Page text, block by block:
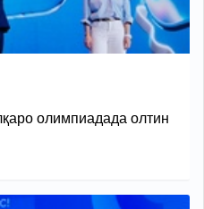
олимпиадада олтин